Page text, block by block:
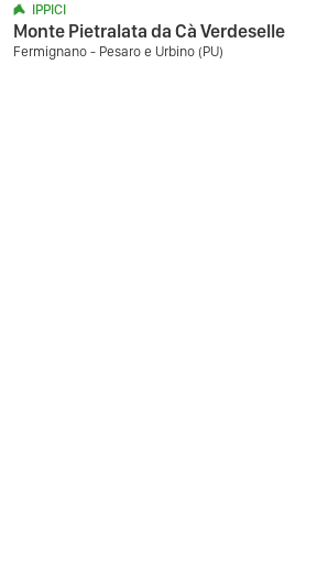
IPPICI
Monte Pietralata da Cà Verdeselle
Fermignano - Pesaro e Urbino (PU)